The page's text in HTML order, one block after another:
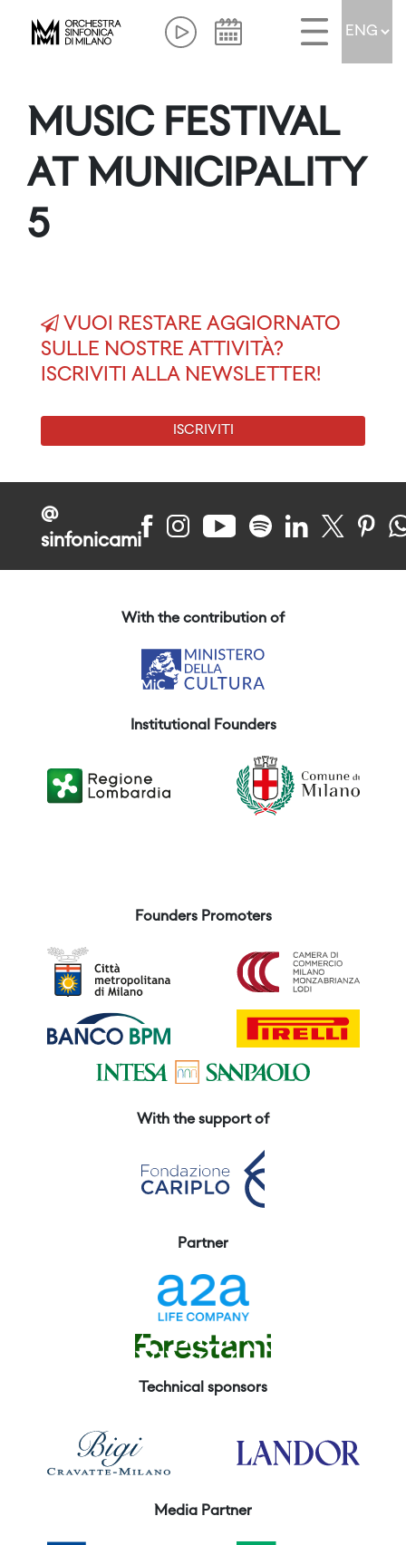
MUSIC FESTIVAL
AT MUNICIPALITY
5
VUOI RESTARE AGGIORNATO
SULLE NOSTRE ATTIVITÀ?
ISCRIVITI ALLA NEWSLETTER!
ISCRIVITI
@
sinfonicami
With the contribution of
Institutional Founders
Founders Promoters
With the support of
Partner
Technical sponsors
Media Partner